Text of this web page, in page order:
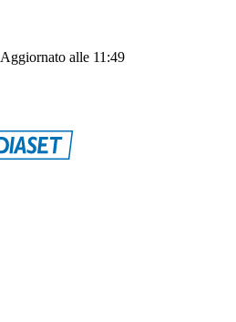
Aggiornato alle 11:49